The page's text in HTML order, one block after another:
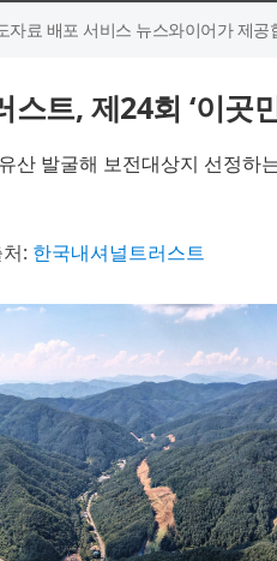
자료 배포 서비스 뉴스와이어가 제공
트, 제24회 ‘이곳
산 발굴해 보전대상지 선정하
: 한국내셔널트러스트